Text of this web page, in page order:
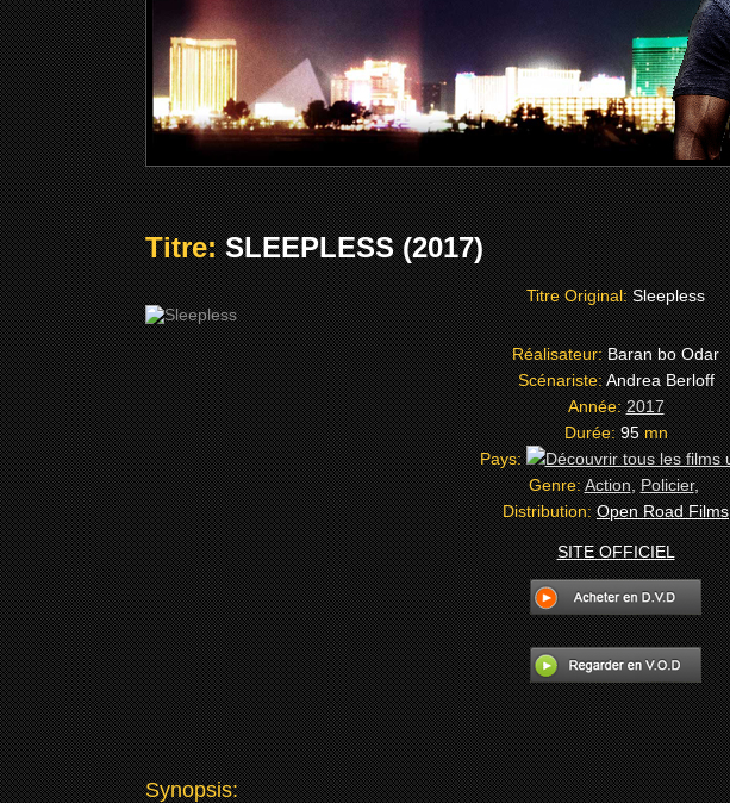
Titre:SLEEPLESS (2017)
Titre Original:Sleepless
Réalisateur:Baran bo Odar
Scénariste:Andrea Berloff
Année:2017
Durée:95mn
Pays:
Genre:Action,Policier,
Distribution:Open Road Films
SITE OFFICIEL
Synopsis: